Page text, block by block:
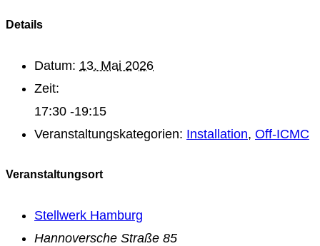
Details
Datum: 13. Mai 2026
Zeit:
17:30 -19:15
Veranstaltungskategorien: Installation, Off-ICMC
Veranstaltungsort
Stellwerk Hamburg
Hannoversche Straße 85